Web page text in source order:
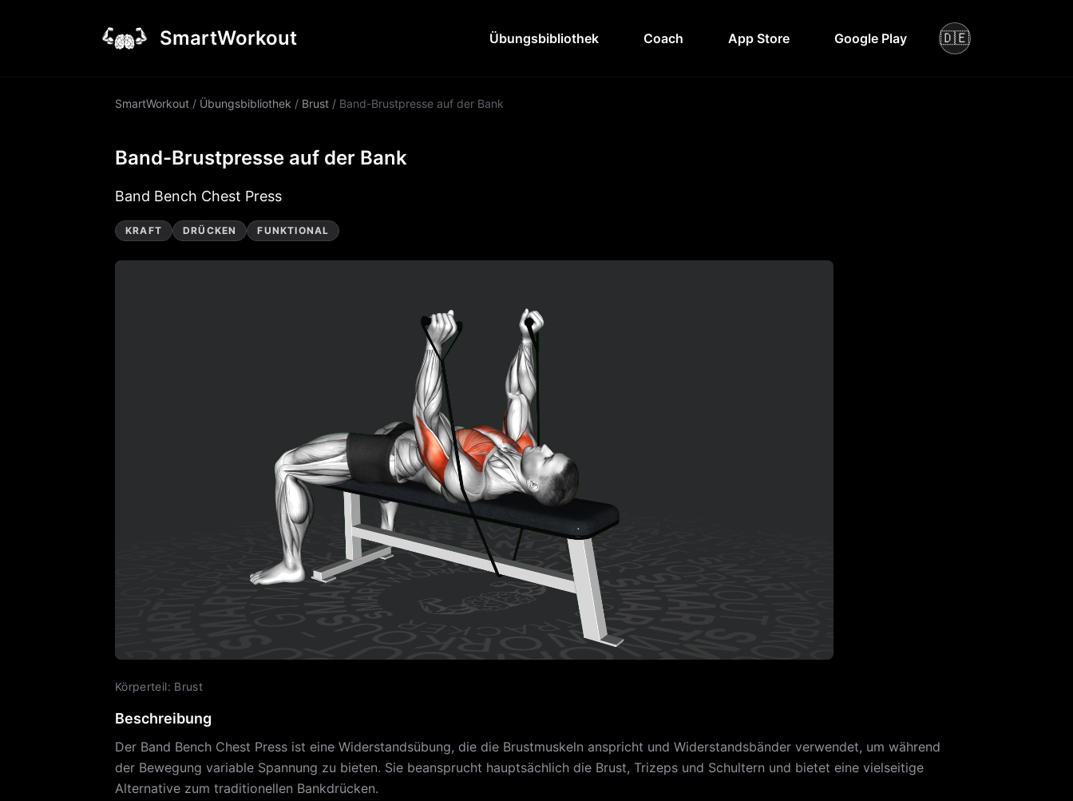
SmartWorkout Übungsbibliothek Coach App Store Google Play 🇩🇪
SmartWorkout / Übungsbibliothek / Brust / Band-Brustpresse auf der Bank
Band-Brustpresse auf der Bank
Band Bench Chest Press
KRAFT DRÜCKEN FUNKTIONAL
Körperteil: Brust
Beschreibung
Der Band Bench Chest Press ist eine Widerstandsübung, die die Brustmuskeln anspricht und Widerstandsbänder verwendet, um während
der Bewegung variable Spannung zu bieten. Sie beansprucht hauptsächlich die Brust, Trizeps und Schultern und bietet eine vielseitige
Alternative zum traditionellen Bankdrücken.